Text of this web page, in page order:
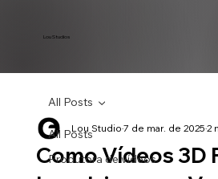
Lou Studios
All Posts
Produtora de vídeos
All Posts
Como Vídeos 3D
Lou Studio7 de mar. de 20252